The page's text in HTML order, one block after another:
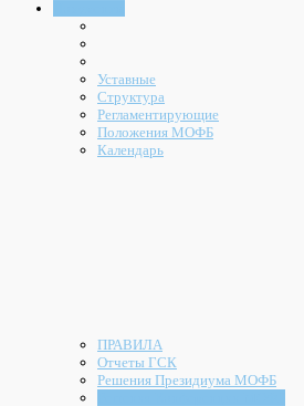
Уставные
Структура
Регламентирующие
Положения МОФБ
Календарь
ПРАВИЛА
Отчеты ГСК
Решения Президиума МОФБ